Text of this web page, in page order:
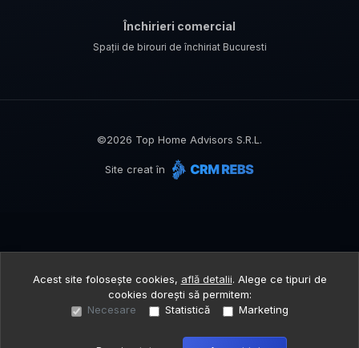
Închirieri comercial
Spații de birouri de închiriat Bucuresti
©2026 Top Home Advisors S.R.L.
Site creat în
Acest site folosește cookies, află detalii. Alege ce tipuri de
cookies dorești să permitem:
Necesare
Statistică Marketing